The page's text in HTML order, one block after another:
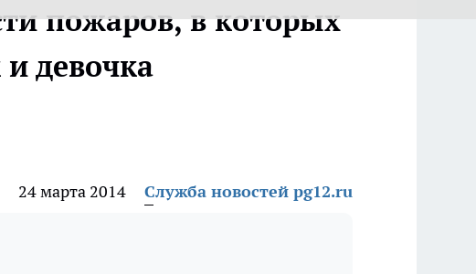
пожаров, в которых
девочка
24 марта 2014 Служба новостей pg12.ru